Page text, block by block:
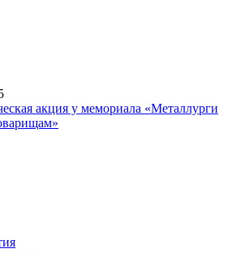
акция у мемориала «Металлурги